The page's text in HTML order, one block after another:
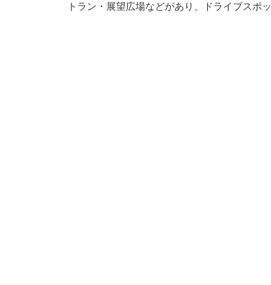
トラン・展望広場などがあり、ドライブスポ